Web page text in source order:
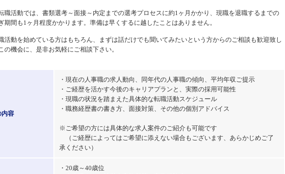
職活動では、書類選考～面接～内定までの選考プロセスに約1ヶ月かかり、現職を退職するまでの
期間も1ヶ月程度かかります。準備は早くするに越したことはありません。
活動を始めている方はもちろん、まずは話だけでも聞いてみたいという方からのご相談も歓迎致し
の機会に、是非お気軽にご相談下さい。
内容
・現在の人事職の求人動向、同年代の人事職の傾向、平均年収ご提示
・ご経歴を活かす今後のキャリアプランと、実際の採用可能性
・現職の状況を踏まえた具体的な転職活動スケジュール
・職務経歴書の書き方、面接対策、その他の個別アドバイス
※ご希望の方には具体的な求人案件のご紹介も可能です
（ご経歴によってはご希望に添えない場合もございます、あらかじめご了
承ください）
・20歳～40歳位